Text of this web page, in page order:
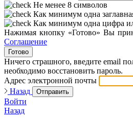
Не менее 8 символов
Как минимум одна
Как минимум одна цифра
Нажимая кнопку «Готово» Вы
Соглашение
Готово
Ничего страшного, введите email
необходимо восстановить пароль.
Адрес электронной почты
Назад
Отправить
Войти
Назад